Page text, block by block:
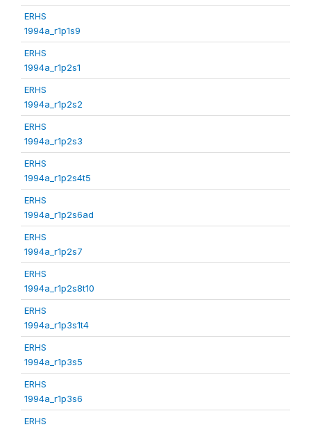
ERHS
1994a_r1p1s9
ERHS
1994a_r1p2s1
ERHS
1994a_r1p2s2
ERHS
1994a_r1p2s3
ERHS
1994a_r1p2s4t5
ERHS
1994a_r1p2s6ad
ERHS
1994a_r1p2s7
ERHS
1994a_r1p2s8t10
ERHS
1994a_r1p3s1t4
ERHS
1994a_r1p3s5
ERHS
1994a_r1p3s6
ERHS